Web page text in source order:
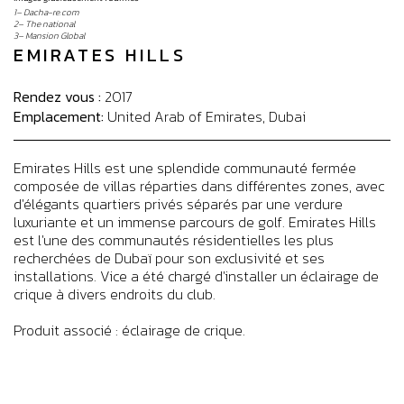
1– Dacha-re.com
2– The national
3– Mansion Global
EMIRATES HILLS
Rendez vous : 2017
Emplacement: United Arab of Emirates, Dubai
Emirates Hills est une splendide communauté fermée
composée de villas réparties dans différentes zones, avec
d'élégants quartiers privés séparés par une verdure
luxuriante et un immense parcours de golf. Emirates Hills
est l'une des communautés résidentielles les plus
recherchées de Dubaï pour son exclusivité et ses
installations. Vice a été chargé d'installer un éclairage de
crique à divers endroits du club.
Produit associé : éclairage de crique.